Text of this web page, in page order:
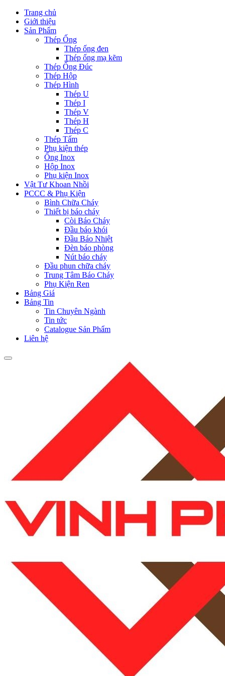
Trang chủ
Giới thiệu
Sản Phẩm
Thép Ống
Thép ống đen
Thép ống mạ kẽm
Thép Ống Đúc
Thép Hộp
Thép Hình
Thép U
Thép I
Thép V
Thép H
Thép C
Thép Tấm
Phụ kiện thép
Ống Inox
Hộp Inox
Phụ kiện Inox
Vật Tư Khoan Nhồi
PCCC & Phụ Kiện
Bình Chữa Cháy
Thiết bị báo cháy
Còi Báo Cháy
Đầu báo khói
Đầu Báo Nhiệt
Đèn báo phòng
Nút báo cháy
Đầu phun chữa cháy
Trung Tâm Báo Cháy
Phụ Kiện Ren
Bảng Giá
Bảng Tin
Tin Chuyên Ngành
Tin tức
Catalogue Sản Phẩm
Liên hệ